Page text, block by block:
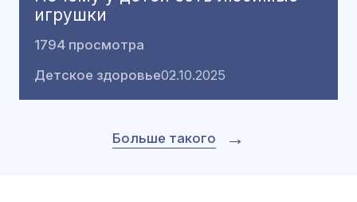
игрушки
1794 просмотра
Детское здоровье02.10.2025
Больше такого →